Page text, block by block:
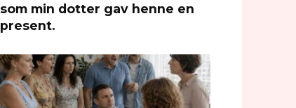
som min dotter gav henne en
present.